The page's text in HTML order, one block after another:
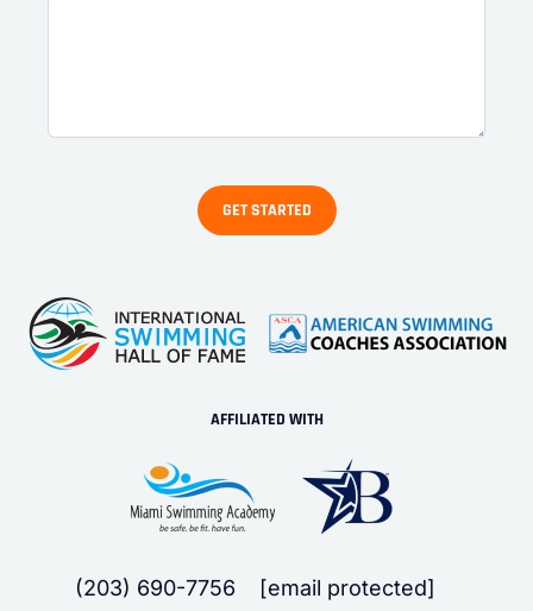
AFFILIATED WITH
(203) 690-7756 [email protected]